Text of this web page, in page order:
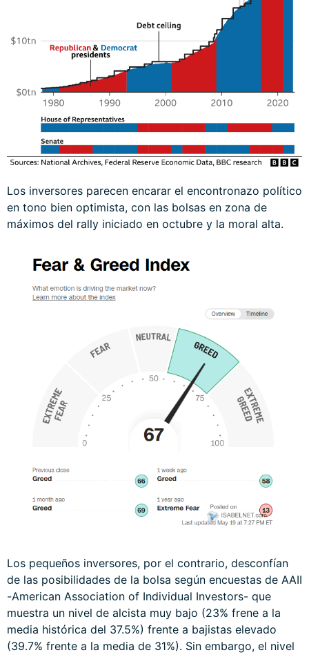
Los inversores parecen encarar el encontronazo político
en tono bien optimista, con las bolsas en zona de
máximos del rally iniciado en octubre y la moral alta.
Los pequeños inversores, por el contrario, desconfían
de las posibilidades de la bolsa según encuestas de AAII
-American Association of Individual Investors- que
muestra un nivel de alcista muy bajo (23% frene a la
media histórica del 37.5%) frente a bajistas elevado
(39.7% frente a la media de 31%). Sin embargo, el nivel